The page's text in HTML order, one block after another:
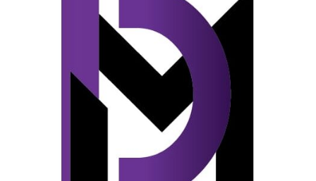
februarie 4 / 2026